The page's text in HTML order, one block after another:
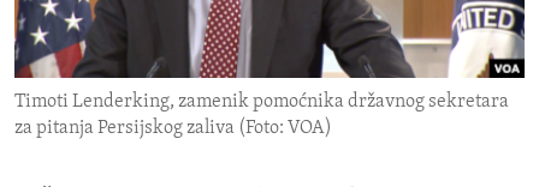
ENVIRONMENT AND HEALTH
IDEALS AND INSTITUTIONS
Timoti Lenderking, zamenik pomoćnika državnog sekretara
za pitanja Persijskog zaliva (Foto: VOA)